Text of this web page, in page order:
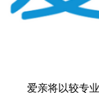
爱亲将以较专